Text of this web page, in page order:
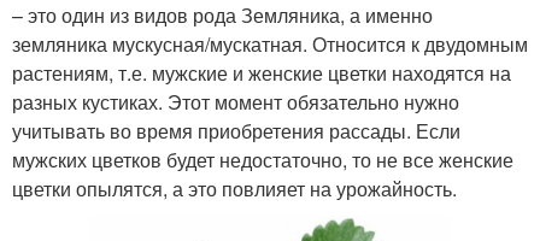
– это один из видов рода Земляника, а именно
земляника мускусная/мускатная. Относится к двудомным
растениям, т.е. мужские и женские цветки находятся на
разных кустиках. Этот момент обязательно нужно
учитывать во время приобретения рассады. Если
мужских цветков будет недостаточно, то не все женские
цветки опылятся, а это повлияет на урожайность.